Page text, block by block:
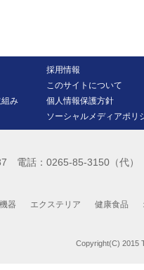
み
採用情報
このサイトについて
個人情報保護方針
ソーシャルメディアポリ
電話：0265-85-3150（代
器 エクステリア 健康食品
Copyright(C) 2015